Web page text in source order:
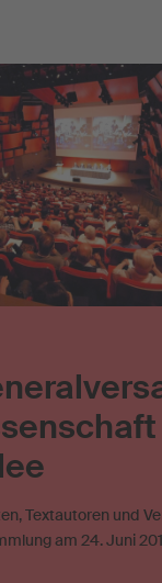
Textautoren und
am 24. Juni